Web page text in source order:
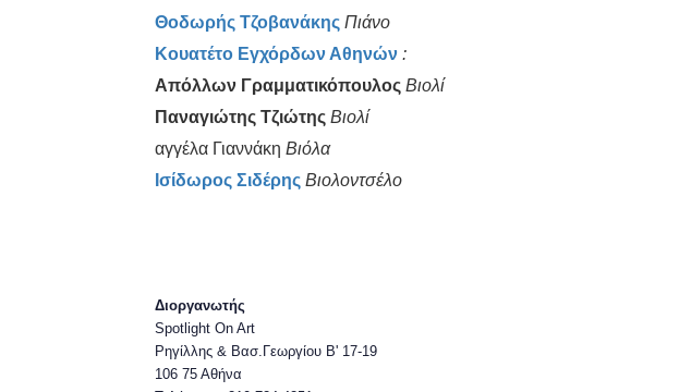
Θοδωρής Τζοβανάκης Πιάνο
Κουατέτο Εγχόρδων Αθηνών :
Απόλλων Γραμματικόπουλος Βιολί
Παναγιώτης Τζιώτης Βιολί
αγγέλα Γιαννάκη Βιόλα
Ισίδωρος Σιδέρης Βιολοντσέλο
Διοργανωτής
Spotlight On Art
Ρηγίλλης & Βασ.Γεωργίου Β' 17-19
106 75 Αθήνα